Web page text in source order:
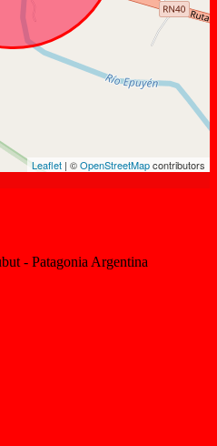
Leaflet | ©OpenStreetMapcontributors
- Patagonia Argentina